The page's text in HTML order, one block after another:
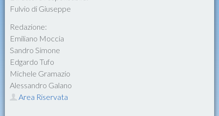
Fulvio di Giuseppe
Redazione:
Emiliano Moccia
Sandro Simone
Edgardo Tufo
Michele Gramazio
Alessandro Galano
Area Riservata